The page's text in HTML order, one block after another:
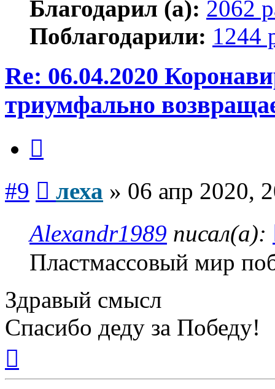
Благодарил (а): 2062
Поблагодарили: 1244
Re: 06.04.2020
триумфально
#9 леха » 06 апр 2020,
Alexandr1989 писал(а):
Пластмассовый мир
Здравый смысл
Спасибо деду за Победу!
началу